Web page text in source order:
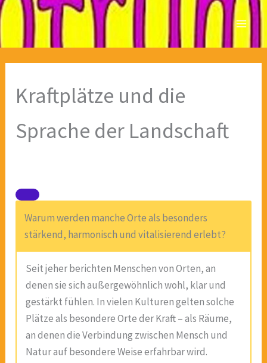
Zum
Inhalt
springen
Kraftplätze und die
Sprache der Landschaft
Warum werden manche Orte als besonders
stärkend, harmonisch und vitalisierend erlebt?
Seit jeher berichten Menschen von Orten, an
denen sie sich außergewöhnlich wohl, klar und
gestärkt fühlen. In vielen Kulturen gelten solche
Plätze als besondere Orte der Kraft – als Räume,
an denen die Verbindung zwischen Mensch und
Natur auf besondere Weise erfahrbar wird.